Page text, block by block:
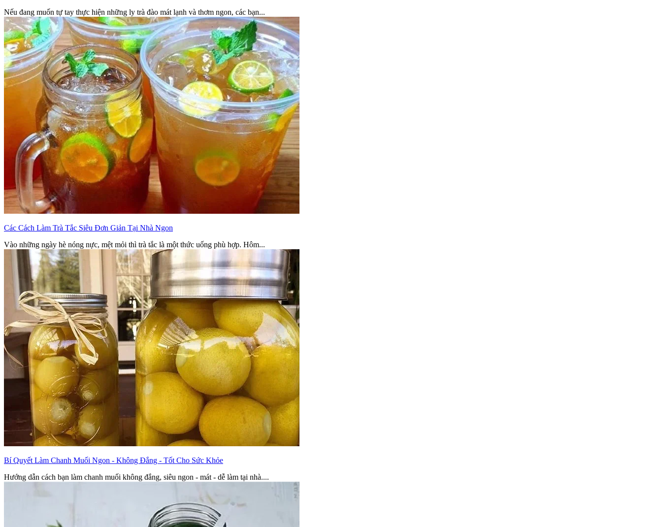
Nếu đang muốn tự tay thực hiện những ly trà đào mát lạnh và thơm ngon, các bạn...
Các Cách Làm Trà Tắc Siêu Đơn Giản Tại Nhà Ngon
Vào những ngày hè nóng nực, mệt mỏi thì trà tắc là một thức uống phù hợp. Hôm...
Bí Quyết Làm Chanh Muối Ngon - Không Đắng - Tốt Cho Sức Khỏe
Hướng dẫn cách bạn làm chanh muối không đắng, siêu ngon - mát - dễ làm tại nhà....